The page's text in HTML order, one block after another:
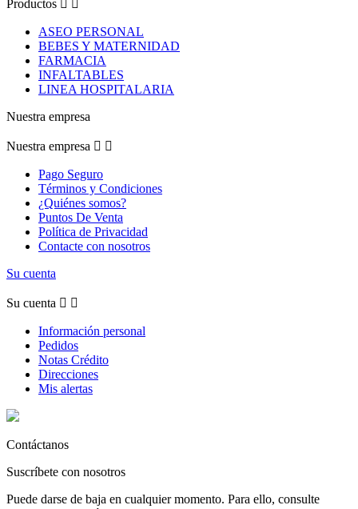
Productos  
ASEO PERSONAL
BEBES Y MATERNIDAD
FARMACIA
INFALTABLES
LINEA HOSPITALARIA
Nuestra empresa
Nuestra empresa  
Pago Seguro
Términos y Condiciones
¿Quiénes somos?
Puntos De Venta
Política de Privacidad
Contacte con nosotros
Su cuenta
Su cuenta  
Información personal
Pedidos
Notas Crédito
Direcciones
Mis alertas
Contáctanos
Suscríbete con nosotros
Puede darse de baja en cualquier momento. Para ello, consulte